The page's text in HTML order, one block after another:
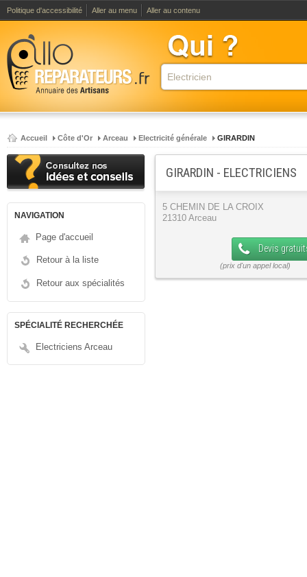
Politique d'accessibilité Aller au menu Aller au contenu
Accueil Côte d'Or Arceau Electricité générale GIRARDIN
NAVIGATION
Page d'accueil
Retour à la liste
Retour aux spécialités
SPÉCIALITÉ RECHERCHÉE
Electriciens Arceau
GIRARDIN - ELECTRICIENS
5 CHEMIN DE LA CROIX
21310 Arceau
Devis